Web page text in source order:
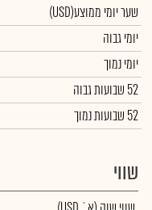
שער יומי ממוצע(USD)
יומי גבוה
יומי נמוך
52 שבועות גבוה
52 שבועות נמוך
שווי